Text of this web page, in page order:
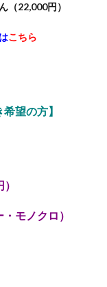
22,000円）
こちら
望の方】
モノクロ）